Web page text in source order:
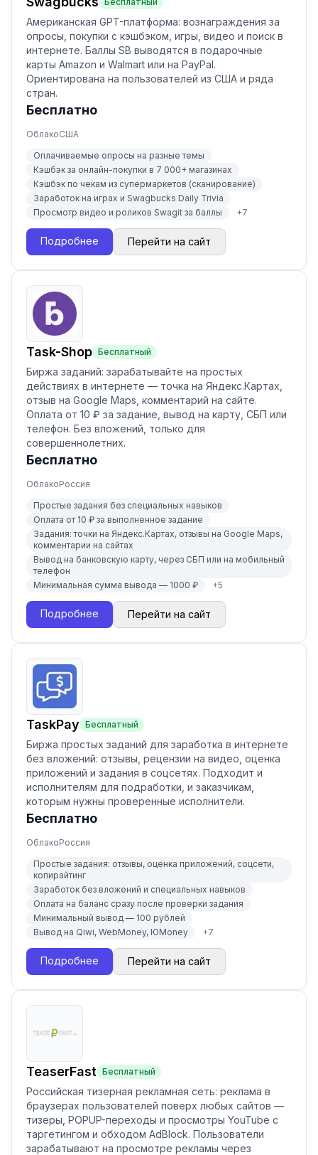
Американская GPT-платформа: вознаграждения за
опросы, покупки с кэшбэком, игры, видео и поиск в
интернете. Баллы SB выводятся в подарочные
карты Amazon и Walmart или на PayPal.
Ориентирована на пользователей из США и ряда
стран.
Бесплатно
ОблакоСША
Оплачиваемые опросы на разные темы
Кэшбэк за онлайн-покупки в 7 000+ магазинах
Кэшбэк по чекам из супермаркетов (сканирование)
Заработок на играх и Swagbucks Daily Trivia
Просмотр видео и роликов Swagit за баллы
+7
Подробнее Перейти на сайт
Task-Shop Бесплатный
Биржа заданий: зарабатывайте на простых
действиях в интернете — точка на Яндекс.Картах,
отзыв на Google Maps, комментарий на сайте.
Оплата от 10 ₽ за задание, вывод на карту, СБП или
телефон. Без вложений, только для
совершеннолетних.
Бесплатно
ОблакоРоссия
Простые задания без специальных навыков
Оплата от 10 ₽ за выполненное задание
Задания: точки на Яндекс.Картах, отзывы на Google Maps,
комментарии на сайтах
Вывод на банковскую карту, через СБП или на мобильный
телефон
Минимальная сумма вывода — 1000 ₽
+5
Подробнее Перейти на сайт
TaskPay Бесплатный
Биржа простых заданий для заработка в интернете
без вложений: отзывы, рецензии на видео, оценка
приложений и задания в соцсетях. Подходит и
исполнителям для подработки, и заказчикам,
которым нужны проверенные исполнители.
Бесплатно
ОблакоРоссия
Простые задания: отзывы, оценка приложений, соцсети,
копирайтинг
Заработок без вложений и специальных навыков
Оплата на баланс сразу после проверки задания
Минимальный вывод — 100 рублей
Вывод на Qiwi, WebMoney, ЮMoney
+7
Подробнее Перейти на сайт
TeaserFast Бесплатный
Российская тизерная рекламная сеть: реклама в
браузерах пользователей поверх любых сайтов —
тизеры, POPUP-переходы и просмотры YouTube с
таргетингом и обходом AdBlock. Пользователи
зарабатывают на просмотре рекламы через